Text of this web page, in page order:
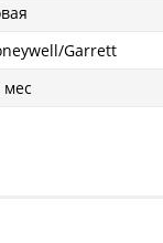
Garrett
мес